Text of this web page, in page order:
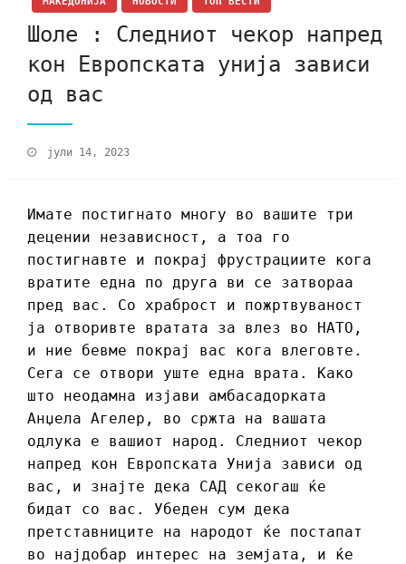
Шоле : Следниот чекор напред
кон Европската унија зависи
од вас
јули 14, 2023
Имате постигнато многу во вашите три
децении независност, а тоа го
постигнавте и покрај фрустрациите кога
вратите една по друга ви се затвораа
пред вас. Со храброст и пожртвуваност
ја отворивте вратата за влез во НАТО,
и ние бевме покрај вас кога влеговте.
Сега се отвори уште една врата. Како
што неодамна изјави амбасадорката
Анџела Агелер, во сржта на вашата
одлука е вашиот народ. Следниот чекор
напред кон Европската Унија зависи од
вас, и знајте дека САД секогаш ќе
бидат со вас. Убеден сум дека
претставниците на народот ќе постапат
во најдобар интерес на земјата, и ќе